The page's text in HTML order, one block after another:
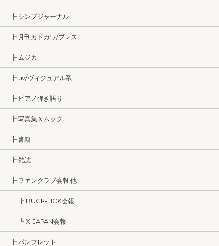
┣ シンプジャーナル
┣ 月刊カドカワ/ブレス
┣ ムジカ
┣ uv/ヴィジュアル系
┣ ピアノ弾き語り
┣ 写真集＆ムック
┣ 書籍
┣ 雑誌
┣ ファンクラブ会報 他
┣ BUCK-TICK会報
┗ X-JAPAN会報
┣ パンフレット